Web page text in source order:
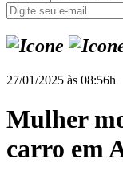
27/01/2025 às 08:56h
Mulher
carro em